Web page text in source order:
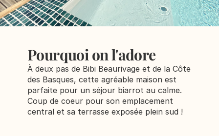
Pourquoi on l'adore
À deux pas de Bibi Beaurivage et de la Côte
des Basques, cette agréable maison est
parfaite pour un séjour biarrot au calme.
Coup de coeur pour son emplacement
central et sa terrasse exposée plein sud !